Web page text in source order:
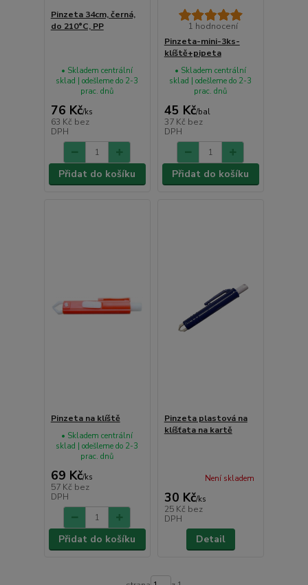
Pinzeta 34cm, černá,
do 210°C, PP
76 Kč/ks
63 Kč bez
DPH
• Skladem centrální
sklad | odešleme do 2-3
prac. dnů
Přidat do košíku
1 hodnocení
Pinzeta-mini-3ks-
klíště+pipeta
45 Kč/bal
37 Kč bez
DPH
• Skladem centrální
sklad | odešleme do 2-3
prac. dnů
Přidat do košíku
Pinzeta na klíště
69 Kč/ks
57 Kč bez
DPH
• Skladem centrální
sklad | odešleme do 2-3
prac. dnů
Přidat do košíku
Pinzeta plastová na
klíšťata na kartě
30 Kč/ks
25 Kč bez
DPH
Není skladem
Detail